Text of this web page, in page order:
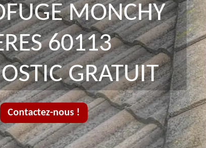
Contactez-nous !
MONCHY
60113
GRATUIT